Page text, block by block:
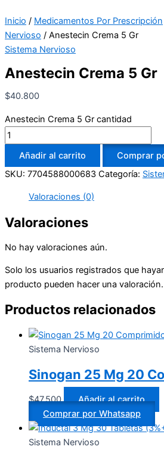
Inicio / Medicamentos Por Prescripción
Nervioso / Anestecin Crema 5 Gr
Sistema Nervioso
Anestecin Crema 5 Gr
$40.800
Anestecin Crema 5 Gr cantidad
Añadir al carrito
Comprar
SKU: 7704588000683 Categoría:
Valoraciones (0)
Valoraciones
No hay valoraciones aún.
Solo los usuarios registrados que
producto pueden hacer una valoración.
Productos relacionados
Sistema Nervioso
Sinogan 25 Mg 20
$47.500
Añadir al carrito
Comprar por Whatsapp
Sistema Nervioso